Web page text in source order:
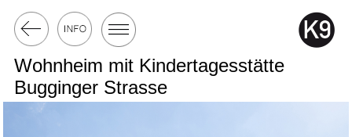
Wohnheim mit Kindertagesstätte
Bugginger Strasse